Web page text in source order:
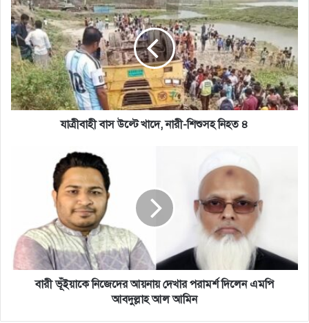
বাস
উল্টে
খাদে,
নারী-
শিশুসহ
নিহত
৪
যাত্রীবাহী বাস উল্টে খাদে, নারী-শিশুসহ নিহত ৪
দিলেন
এমপি
আবদুল্লাহ
বারী ভূঁইয়াকে নিজেদের আয়নায় দেখার পরামর্শ দিলেন এমপি
আবদুল্লাহ আল আমিন